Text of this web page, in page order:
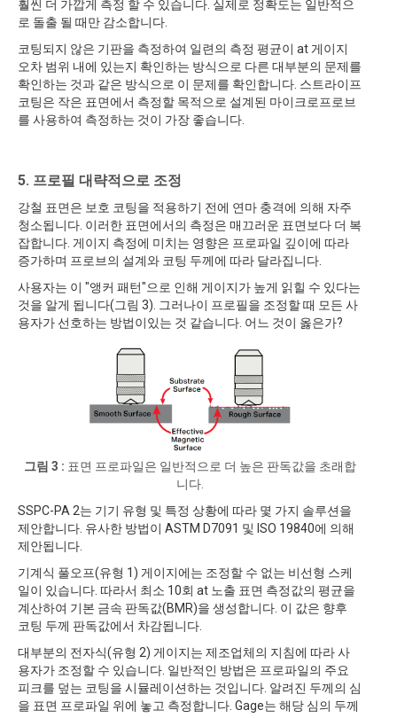
훨씬 더 가깝게 측정 할 수 있습니다. 실제로 정확도는 일반적으
로 돌출 될 때만 감소합니다.
코팅되지 않은 기판을 측정하여 일련의 측정 평균이 at 게이지
오차 범위 내에 있는지 확인하는 방식으로 다른 대부분의 문제를
확인하는 것과 같은 방식으로 이 문제를 확인합니다. 스트라이프
코팅은 작은 표면에서 측정할 목적으로 설계된 마이크로프로브
를 사용하여 측정하는 것이 가장 좋습니다.
5. 프로필 대략적으로 조정
강철 표면은 보호 코팅을 적용하기 전에 연마 충격에 의해 자주
청소됩니다. 이러한 표면에서의 측정은 매끄러운 표면보다 더 복
잡합니다. 게이지 측정에 미치는 영향은 프로파일 깊이에 따라
증가하며 프로브의 설계와 코팅 두께에 따라 달라집니다.
사용자는 이 "앵커 패턴"으로 인해 게이지가 높게 읽힐 수 있다는
것을 알게 됩니다(그림 3). 그러나이 프로필을 조정할 때 모든 사
용자가 선호하는 방법이있는 것 같습니다. 어느 것이 옳은가?
그림 3 : 표면 프로파일은 일반적으로 더 높은 판독값을 초래합
니다.
SSPC-PA 2는 기기 유형 및 특정 상황에 따라 몇 가지 솔루션을
제안합니다. 유사한 방법이 ASTM D7091 및 ISO 19840에 의해
제안됩니다.
기계식 풀오프(유형 1) 게이지에는 조정할 수 없는 비선형 스케
일이 있습니다. 따라서 최소 10회 at 노출 표면 측정값의 평균을
계산하여 기본 금속 판독값(BMR)을 생성합니다. 이 값은 향후
코팅 두께 판독값에서 차감됩니다.
대부분의 전자식(유형 2) 게이지는 제조업체의 지침에 따라 사
용자가 조정할 수 있습니다. 일반적인 방법은 프로파일의 주요
피크를 덮는 코팅을 시뮬레이션하는 것입니다. 알려진 두께의 심
을 표면 프로파일 위에 놓고 측정합니다. Gage는 해당 심의 두께